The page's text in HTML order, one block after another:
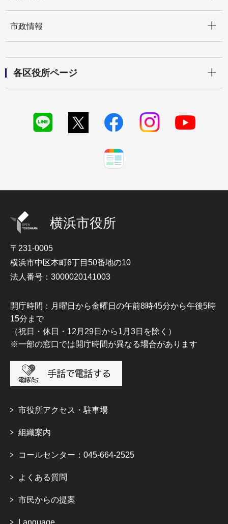
市政情報
各区役所ページ
横浜市役所
〒231-0005
横浜市中区本町6丁目50番地の10
法人番号：3000020141003
開庁時間：月曜日から金曜日の午前8時45分から午後5時
15分まで
（祝日・休日・12月29日から1月3日を除く）
※一部の窓口では開庁時間が異なる場合があります
市役所アクセス・駐車場
組織案内
コールセンター：045-664-2525
よくある質問
市民からの提案
Language